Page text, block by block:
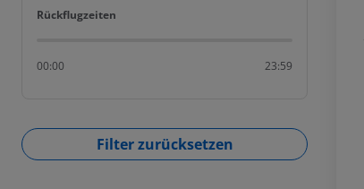
Rückflugzeiten
Rückflugzeiten
00:00 23:59
Filter zurücksetzen